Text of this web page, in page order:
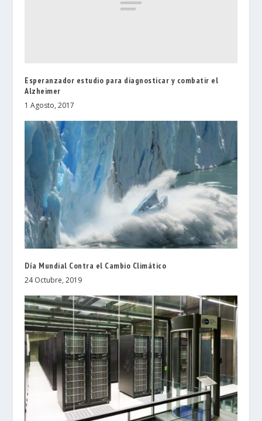
Esperanzador estudio para diagnosticar y combatir el
Alzheimer
1 Agosto, 2017
Día Mundial Contra el Cambio Climático
24 Octubre, 2019